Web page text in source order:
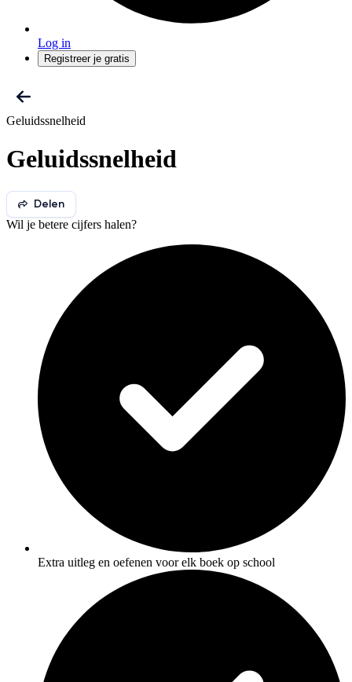
Log in
Registreer je gratis
Geluidssnelheid
Geluidssnelheid
Delen
Wil je betere cijfers halen?
Extra uitleg en oefenen voor elk boek op school